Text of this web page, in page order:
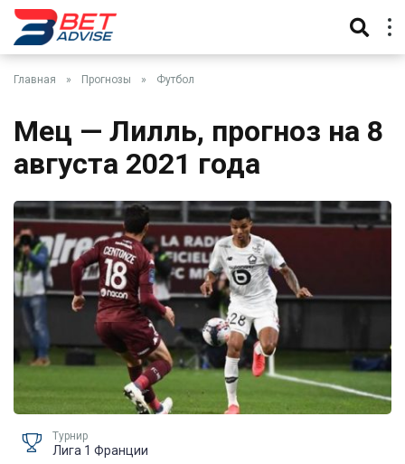
Главная » Прогнозы » Футбол
Мец — Лилль, прогноз на 8
августа 2021 года
Турнир
Лига 1 Франции